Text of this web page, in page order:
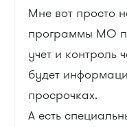
Мне вот просто
программы MO
учет и контроль
будет
просрочках.
А есть